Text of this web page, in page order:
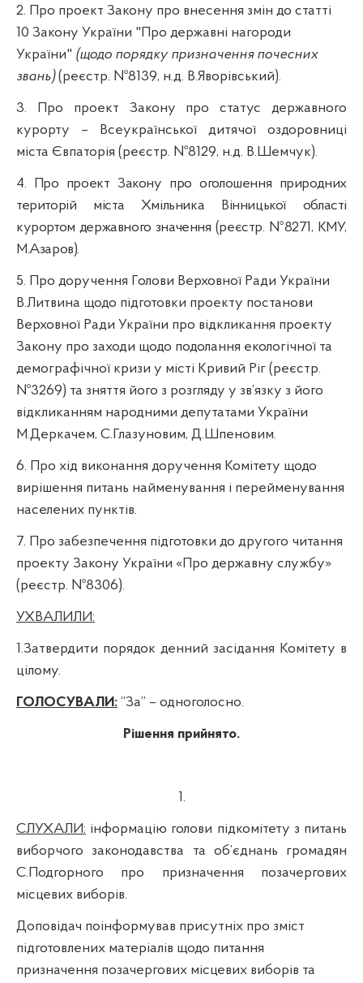
2. Про проект Закону про внесення змін до статті
10 Закону України "Про державні нагороди
України" (щодо порядку призначення почесних
звань)(реєстр. №8139, н.д. В.Яворівський).
3. Про проект Закону про статус державного
курорту – Всеукраїнської дитячої оздоровниці
міста Євпаторія (реєстр. №8129, н.д. В.Шемчук).
4. Про проект Закону про оголошення природних
територій міста Хмільника Вінницької області
курортом державного значення (реєстр. №8271, КМУ,
М.Азаров).
5. Про доручення Голови Верховної Ради України
В.Литвина щодо підготовки проекту постанови
Верховної Ради України про відкликання проекту
Закону про заходи щодо подолання екологічної та
демографічної кризи у місті Кривий Ріг (реєстр.
№3269) та зняття його з розгляду у зв’язку з його
відкликанням народними депутатами України
М.Деркачем, С.Глазуновим, Д.Шпеновим.
6. Про хід виконання доручення Комітету щодо
вирішення питань найменування і перейменування
населених пунктів.
7. Про забезпечення підготовки до другого читання
проекту Закону України «Про державну службу»
(реєстр. №8306).
УХВАЛИЛИ:
1.Затвердити порядок денний засідання Комітету в
цілому.
ГОЛОСУВАЛИ: “За” – одноголосно.
Рішення прийнято.
1.
СЛУХАЛИ: інформацію голови підкомітету з питань
виборчого законодавства та об’єднань громадян
С.Подгорного про призначення позачергових
місцевих виборів.
Доповідач поінформував присутніх про зміст
підготовлених матеріалів щодо питання
призначення позачергових місцевих виборів та